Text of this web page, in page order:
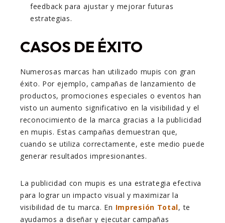
feedback para ajustar y mejorar futuras
estrategias.
CASOS DE ÉXITO
Numerosas marcas han utilizado mupis con gran
éxito. Por ejemplo, campañas de lanzamiento de
productos, promociones especiales o eventos han
visto un aumento significativo en la visibilidad y el
reconocimiento de la marca gracias a la publicidad
en mupis. Estas campañas demuestran que,
cuando se utiliza correctamente, este medio puede
generar resultados impresionantes.
La publicidad con mupis es una estrategia efectiva
para lograr un impacto visual y maximizar la
visibilidad de tu marca. En Impresión Total, te
ayudamos a diseñar y ejecutar campañas